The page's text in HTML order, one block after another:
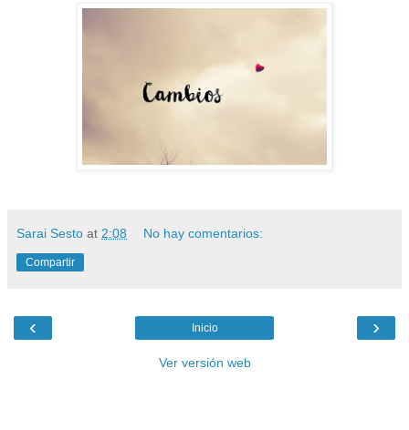
Sarai Sesto at 2:08 No hay comentarios:
Compartir
‹ ›
Inicio
Ver versión web